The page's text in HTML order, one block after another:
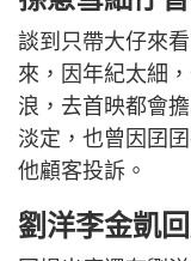
談到只帶大仔來
來，因年紀太細
浪，去首映都會
淡定，也曾因囝
他顧客投訴。
劉洋李金凱